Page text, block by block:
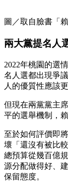
圖／取自臉書「賴
兩大黨提名人
2022年桃園的選
名人選都出現爭
人的優質性應該
但現在兩黨黨主
平的選舉機制，
至於如何評價即
壞「還沒有被比
總預算從幾百億
源分配做得好、
保留態度。